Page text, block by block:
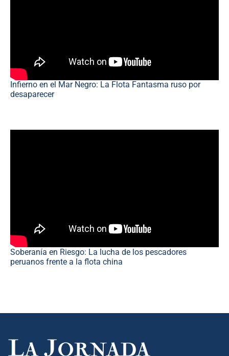
Infierno en el Mar Negro: La Flota Fantasma ruso por
desaparecer
Soberanía en Riesgo: La lucha de los pescadores
peruanos frente a la flota china